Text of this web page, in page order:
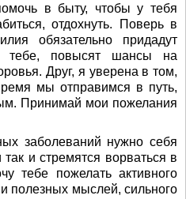
в быту, чтобы у тебя
отдохнуть. Поверь в
обязательно придадут
тебе, повысят шансы на
Друг, я уверена в том,
мы отправимся в путь,
Принимай мои пожелания
заболеваний нужно себя
и стремятся ворваться в
тебе пожелать активного
полезных мыслей, сильного